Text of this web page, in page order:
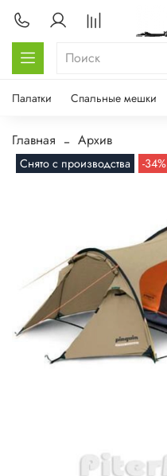
Палатки Спальные мешки
Главная Архив
Снято с производства -34%